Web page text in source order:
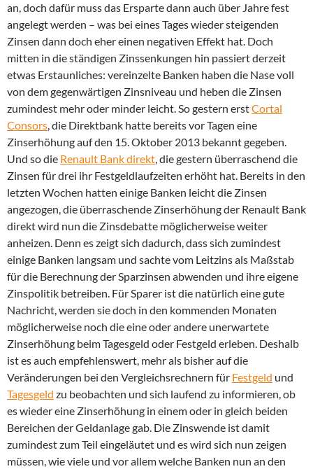
an, doch dafür muss das Ersparte dann auch über Jahre fest
angelegt werden – was bei eines Tages wieder steigenden
Zinsen dann doch eher einen negativen Effekt hat. Doch
mitten in die ständigen Zinssenkungen hin passiert derzeit
etwas Erstaunliches: vereinzelte Banken haben die Nase voll
von dem gegenwärtigen Zinsniveau und heben die Zinsen
zumindest mehr oder minder leicht. So gestern erstCortal
Consors, die Direktbank hatte bereits vor Tagen eine
Zinserhöhung auf den 15. Oktober 2013 bekannt gegeben.
Und so die Renault Bank direkt, die gestern überraschend die
Zinsen für drei ihr Festgeldlaufzeiten erhöht hat. Bereits in den
letzten Wochen hatten einige Banken leicht die Zinsen
angezogen, die überraschende Zinserhöhung der Renault Bank
direkt wird nun die Zinsdebatte möglicherweise weiter
anheizen. Denn es zeigt sich dadurch, dass sich zumindest
einige Banken langsam und sachte vom Leitzins als Maßstab
für die Berechnung der Sparzinsen abwenden und ihre eigene
Zinspolitik betreiben. Für Sparer ist die natürlich eine gute
Nachricht, werden sie doch in den kommenden Monaten
möglicherweise noch die eine oder andere unerwartete
Zinserhöhung beim Tagesgeld oder Festgeld erleben. Deshalb
ist es auch empfehlenswert, mehr als bisher auf die
Veränderungen bei den Vergleichsrechnern für Festgeld und
Tagesgeld zu beobachten und sich laufend zu informieren, ob
es wieder eine Zinserhöhung in einem oder in gleich beiden
Bereichen der Geldanlage gab. Die Zinswende ist damit
zumindest zum Teil eingeläutet und es wird sich nun zeigen
müssen, wie viele und vor allem welche Banken nun an den